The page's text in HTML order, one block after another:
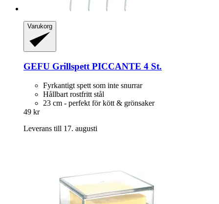
Varukorg
GEFU Grillspett PICCANTE 4 St.
Fyrkantigt spett som inte snurrar
Hållbart rostfritt stål
23 cm - perfekt för kött & grönsaker
49 kr
Leverans till 17. augusti